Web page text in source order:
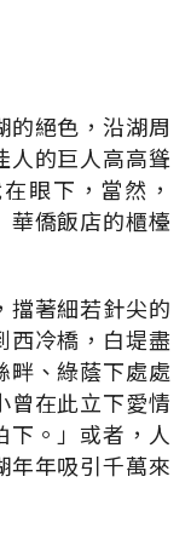
的絕色，沿湖周
人的巨人高高聳
眼下，當然，
華僑飯店的櫃檯
擋著細若針尖的
西冷橋，白堤盡
畔、綠蔭下處處
曾在此立下愛情
。」或者，人
年年吸引千萬來